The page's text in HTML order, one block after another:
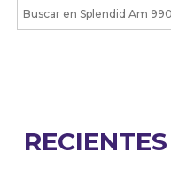
RECIENTES